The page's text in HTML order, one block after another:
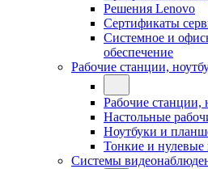
Решения Lenovo
Сертификаты
Системное и
обеспечение
Рабочие станции,
Рабочие станции,
Настольные
Ноутбуки и
Тонкие и нулевые
Системы